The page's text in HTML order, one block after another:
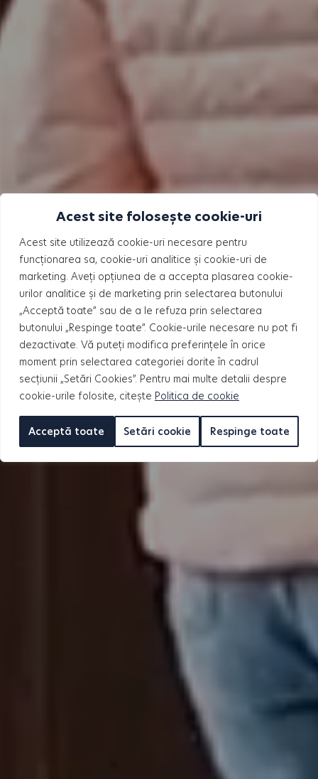
Acest site folosește cookie-uri
Acest site utilizează cookie-uri necesare pentru
funcționarea sa, cookie-uri analitice și cookie-uri de
marketing. Aveți opțiunea de a accepta plasarea cookie-
urilor analitice și de marketing prin selectarea butonului
„Acceptă toate” sau de a le refuza prin selectarea
butonului „Respinge toate”. Cookie-urile necesare nu pot fi
dezactivate. Vă puteți modifica preferințele în orice
moment prin selectarea categoriei dorite în cadrul
secțiunii „Setări Cookies”. Pentru mai multe detalii despre
cookie-urile folosite, citește Politica de cookie
Setări cookie Respinge toate
Acceptă toate